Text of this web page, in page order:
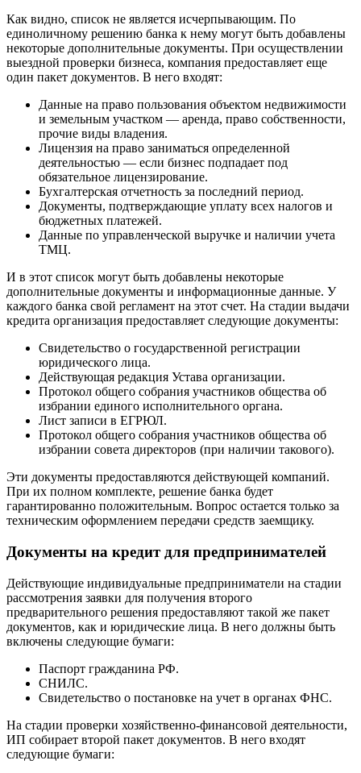
Как видно, список не является исчерпывающим. По
единоличному решению банка к нему могут быть добавлены
некоторые дополнительные документы. При осуществлении
выездной проверки бизнеса, компания предоставляет еще
один пакет документов. В него входят:
Данные на право пользования объектом недвижимости
и земельным участком — аренда, право собственности,
прочие виды владения.
Лицензия на право заниматься определенной
деятельностью — если бизнес подпадает под
обязательное лицензирование.
Бухгалтерская отчетность за последний период.
Документы, подтверждающие уплату всех налогов и
бюджетных платежей.
Данные по управленческой выручке и наличии учета
ТМЦ.
И в этот список могут быть добавлены некоторые
дополнительные документы и информационные данные. У
каждого банка свой регламент на этот счет. На стадии выдачи
кредита организация предоставляет следующие документы:
Свидетельство о государственной регистрации
юридического лица.
Действующая редакция Устава организации.
Протокол общего собрания участников общества об
избрании единого исполнительного органа.
Лист записи в ЕГРЮЛ.
Протокол общего собрания участников общества об
избрании совета директоров (при наличии такового).
Эти документы предоставляются действующей компаний.
При их полном комплекте, решение банка будет
гарантированно положительным. Вопрос остается только за
техническим оформлением передачи средств заемщику.
Документы на кредит для предпринимателей
Действующие индивидуальные предприниматели на стадии
рассмотрения заявки для получения второго
предварительного решения предоставляют такой же пакет
документов, как и юридические лица. В него должны быть
включены следующие бумаги:
Паспорт гражданина РФ.
СНИЛС.
Свидетельство о постановке на учет в органах ФНС.
На стадии проверки хозяйственно-финансовой деятельности,
ИП собирает второй пакет документов. В него входят
следующие бумаги: